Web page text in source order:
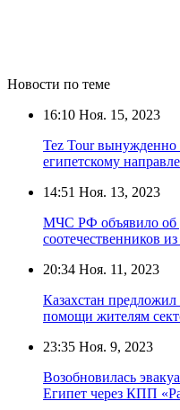
Новости по теме
16:10 Ноя. 15, 2023
Tez Tour вынужденно
египетскому
14:51 Ноя. 13, 2023
МЧС РФ объявило об
соотечественников из
20:34 Ноя. 11, 2023
Казахстан
помощи жителям
23:35 Ноя. 9, 2023
Возобновилась
Египет через КПП